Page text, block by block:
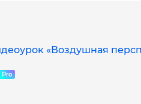
«Воздушная